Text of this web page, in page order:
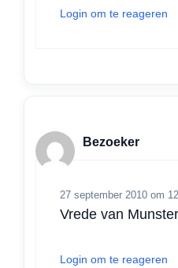
Login om te reageren
Bezoeker
27 september 2010 om
Vrede van
Login om te reageren